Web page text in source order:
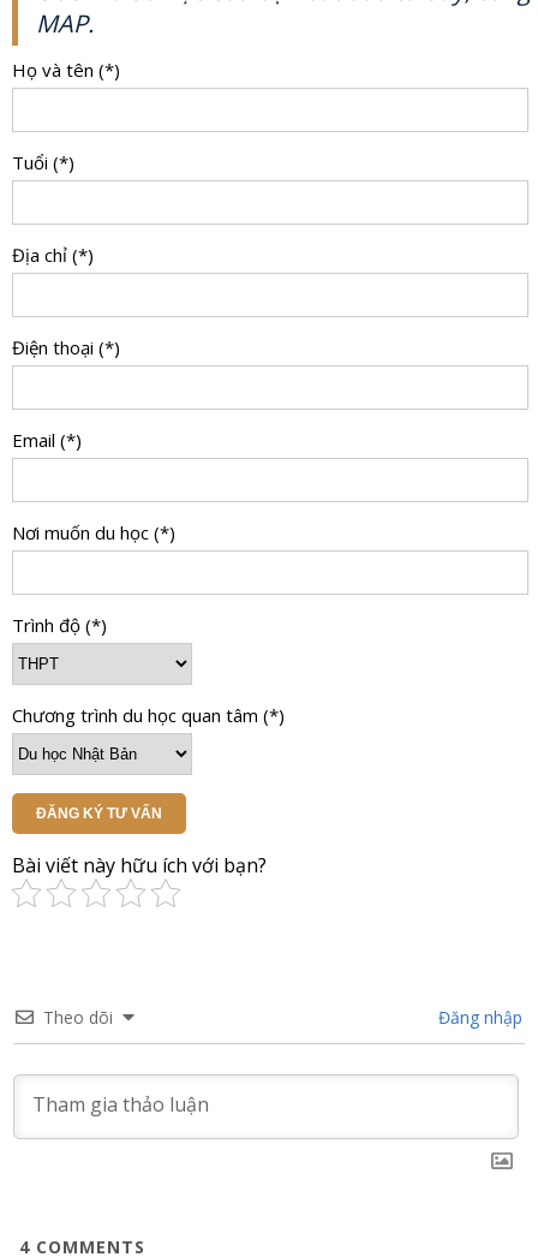
MAP.
Họ và tên (*)
Tuổi (*)
Địa chỉ (*)
Điện thoại (*)
Email (*)
Nơi muốn du học (*)
Trình độ (*)
Chương trình du học quan tâm (*)
ĐĂNG KÝ TƯ VẤN
Bài viết này hữu ích với bạn?
Theo dõi Đăng nhập
4 COMMENTS